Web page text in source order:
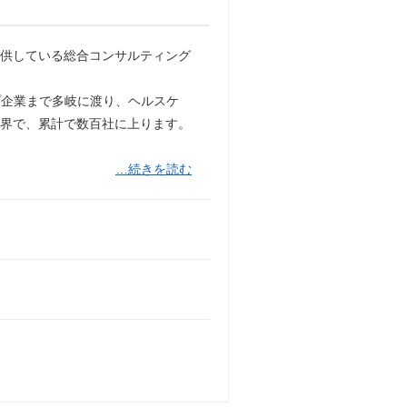
している総合コンサルティング
業まで多岐に渡り、ヘルスケ
で、累計で数百社に上ります。
…続きを読む